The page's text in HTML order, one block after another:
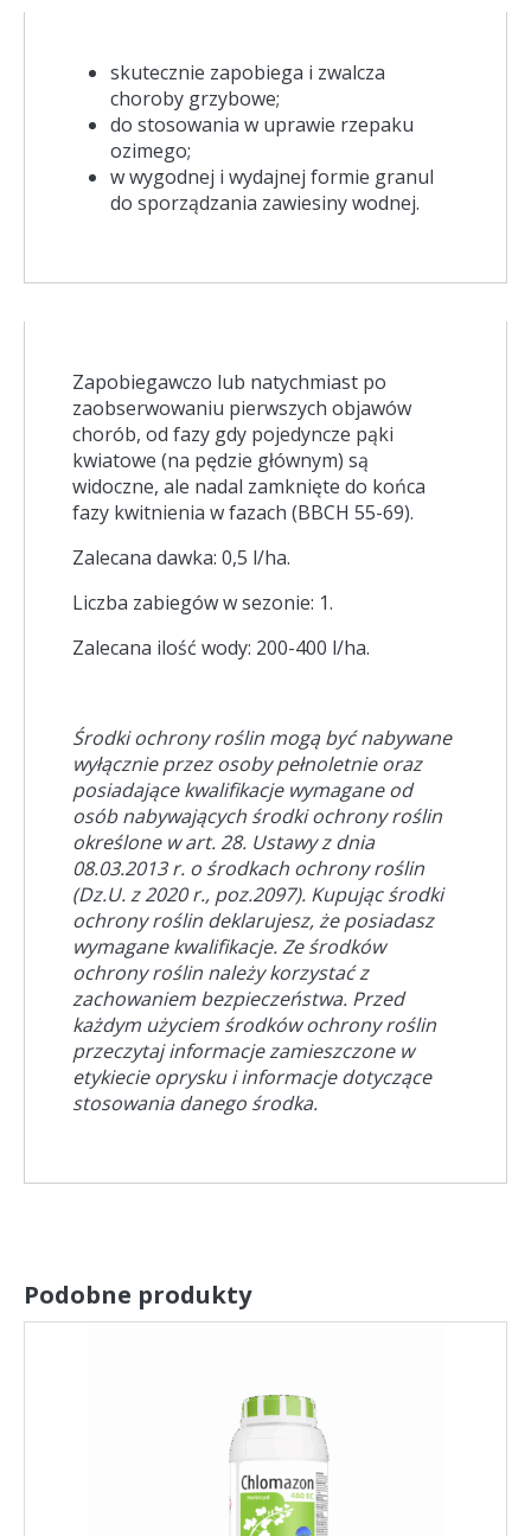
skutecznie zapobiega i zwalcza
choroby grzybowe;
do stosowania w uprawie rzepaku
ozimego;
w wygodnej i wydajnej formie granul
do sporządzania zawiesiny wodnej.
Zapobiegawczo lub natychmiast po
zaobserwowaniu pierwszych objawów
chorób, od fazy gdy pojedyncze pąki
kwiatowe (na pędzie głównym) są
widoczne, ale nadal zamknięte do końca
fazy kwitnienia w fazach (BBCH 55-69).
Zalecana dawka: 0,5 l/ha.
Liczba zabiegów w sezonie: 1.
Zalecana ilość wody: 200-400 l/ha.
Środki ochrony roślin mogą być nabywane
wyłącznie przez osoby pełnoletnie oraz
posiadające kwalifikacje wymagane od
osób nabywających środki ochrony roślin
określone w art. 28. Ustawy z dnia
08.03.2013 r. o środkach ochrony roślin
(Dz.U. z 2020 r., poz.2097). Kupując środki
ochrony roślin deklarujesz, że posiadasz
wymagane kwalifikacje. Ze środków
ochrony roślin należy korzystać z
zachowaniem bezpieczeństwa. Przed
każdym użyciem środków ochrony roślin
przeczytaj informacje zamieszczone w
etykiecie oprysku i informacje dotyczące
stosowania danego środka.
Podobne produkty